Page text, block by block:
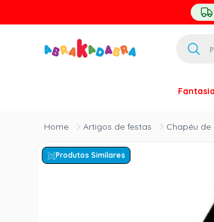
Artigos de festas Chapéu de
Produtos Similares